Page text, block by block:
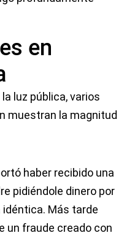
en
luz pública, varios
muestran la magnitud
haber recibido una
pidiéndole dinero por
idéntica. Más tarde
un fraude creado con